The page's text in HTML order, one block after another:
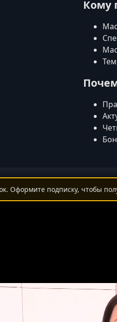
Кому
Оформите подписку, чтобы